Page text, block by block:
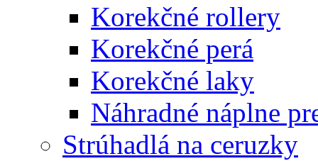
Korekčné rollery
Korekčné perá
Korekčné laky
Náhradné náplne
Strúhadlá na ceruzky